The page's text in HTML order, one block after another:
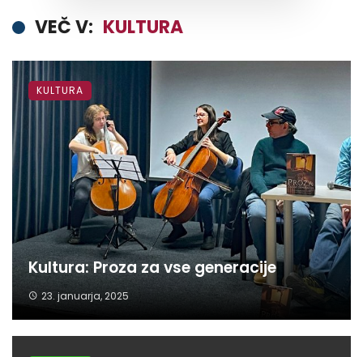
VEČ V: KULTURA
Kultura: Proza za vse generacije
23. januarja, 2025
KULTURA